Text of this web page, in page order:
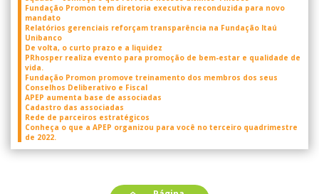
Fundação Promon tem diretoria executiva reconduzida para novo
mandato
Relatórios gerenciais reforçam transparência na Fundação Itaú
Unibanco
De volta, o curto prazo e a liquidez
PRhosper realiza evento para promoção de bem-estar e qualidade de
vida.
Fundação Promon promove treinamento dos membros dos seus
Conselhos Deliberativo e Fiscal
APEP aumenta base de associadas
Cadastro das associadas
Rede de parceiros estratégicos
Conheça o que a APEP organizou para você no terceiro quadrimestre
de 2022.